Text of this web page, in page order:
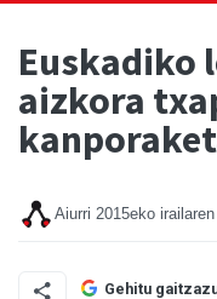
Euskadiko
aizkora
Aiurri 2015eko
Gehitu